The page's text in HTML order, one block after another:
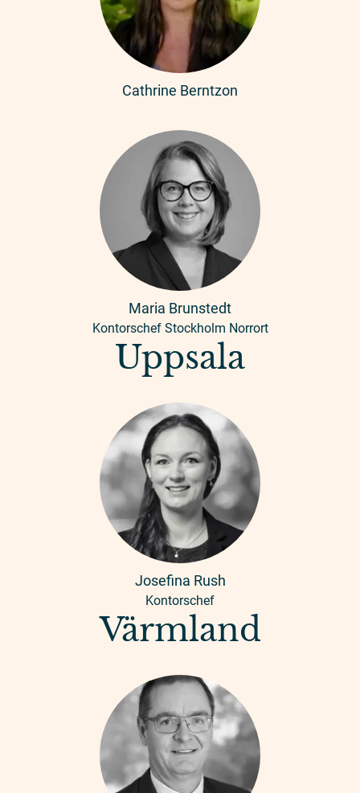
Cathrine Berntzon
Maria Brunstedt
Kontorschef Stockholm Norrort
Uppsala
Josefina Rush
Kontorschef
Värmland